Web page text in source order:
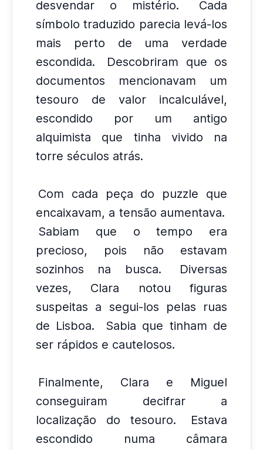
desvendar o mistério.
Cada
símbolo traduzido parecia levá-los
mais perto de uma verdade
escondida.
Descobriram que os
documentos mencionavam um
tesouro de valor incalculável,
escondido por um antigo
alquimista que tinha vivido na
torre séculos atrás.
Com cada peça do puzzle que
encaixavam, a tensão aumentava.
Sabiam que o tempo era
precioso, pois não estavam
sozinhos na busca.
Diversas
vezes, Clara notou figuras
suspeitas a segui-los pelas ruas
de Lisboa.
Sabia que tinham de
ser rápidos e cautelosos.
Finalmente, Clara e Miguel
conseguiram decifrar a
localização do tesouro.
Estava
escondido numa câmara